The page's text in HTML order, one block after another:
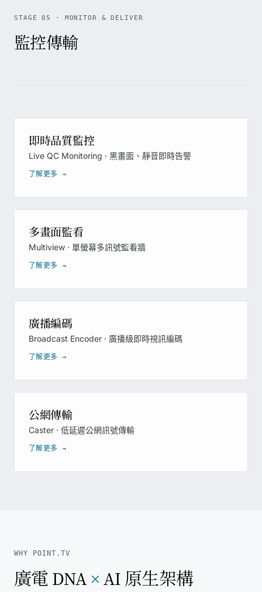
STAGE 05 · MONITOR & DELIVER
監控傳輸
即時品質監控
Live QC Monitoring · 黑畫面、靜音即時告警
了解更多 →
多畫面監看
Multiview · 單螢幕多訊號監看牆
了解更多 →
廣播編碼
Broadcast Encoder · 廣播級即時視訊編碼
了解更多 →
公網傳輸
Caster · 低延遲公網訊號傳輸
了解更多 →
WHY POINT.TV
廣電 DNA×AI 原生架構